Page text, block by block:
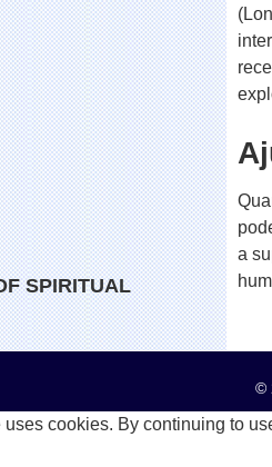
SPIRITUAL
a
©
cookies. By continuing to